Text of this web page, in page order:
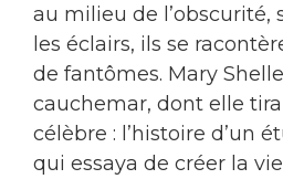
au milieu de l’obscurité,
les éclairs, ils se
de fantômes. Mary
cauchemar, dont elle
célèbre : l’histoire d’un
qui essaya de créer la